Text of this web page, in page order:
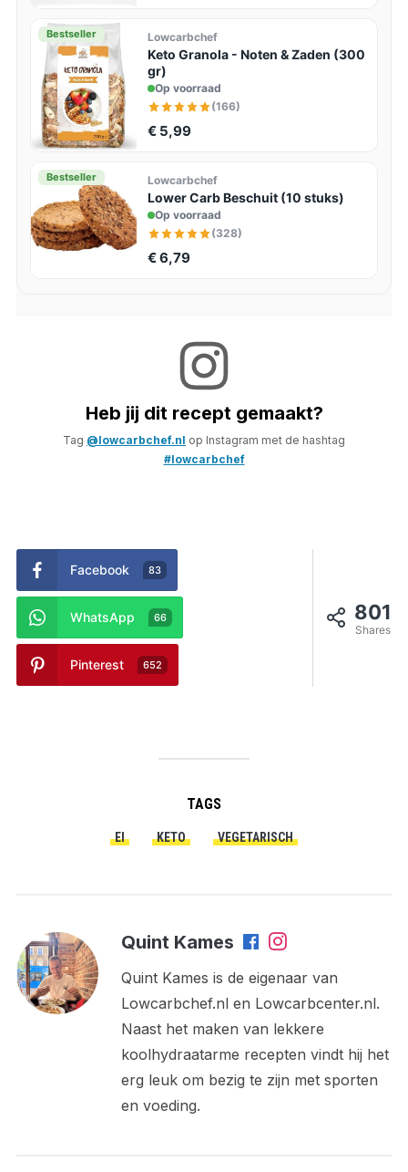
Bestseller Lowcarbchef
Keto Granola - Noten & Zaden (300
gr)
Op voorraad
(166)
€ 5,99
Bestseller Lowcarbchef
Lower Carb Beschuit (10 stuks)
Op voorraad
(328)
€ 6,79
Heb jij dit recept gemaakt?
Tag @lowcarbchef.nl op Instagram met de hashtag
#lowcarbchef
801
Shares
Facebook 83
WhatsApp 66
Pinterest 652
TAGS
EI KETO VEGETARISCH
Quint Kames
Quint Kames is de eigenaar van
Lowcarbchef.nl en Lowcarbcenter.nl.
Naast het maken van lekkere
koolhydraatarme recepten vindt hij het
erg leuk om bezig te zijn met sporten
en voeding.